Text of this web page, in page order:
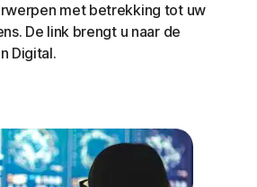
met betrekking tot uw
De link brengt u naar de
Digital.